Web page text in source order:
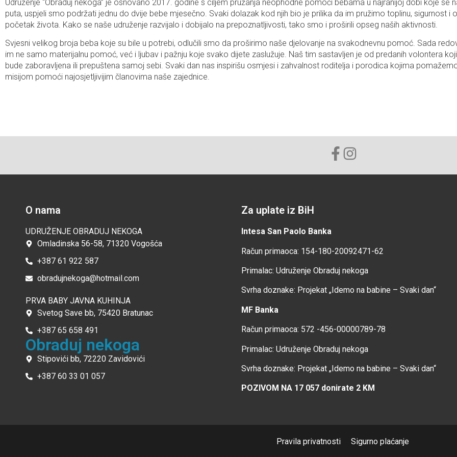
Udruženje “Obraduj nekoga” je osnovano 2017. godine s ciljem pružanja neophodne pomoći bebama u najranijoj dobi koje
puta, uspjeli smo podržati jednu do dvije bebe mjesečno. Svaki dolazak kod njih bio je prilika da im pružimo toplinu, sigurnost
početak života. Kako se naše udruženje razvijalo i dobijalo na prepoznatljivosti, tako smo i proširili opseg naših aktivnosti.
Svjesni velikog broja beba koje su bile u potrebi, odlučili smo da proširimo naše djelovanje na svakodnevnu pomoć. Sada
im ne samo materijalnu pomoć, već i ljubav i pažnju koje svako dijete zaslužuje. Naš tim sastavljen je od predanih volontera
bude zaboravljena ili prepuštena samoj sebi. Svaki dan nas inspirišu osmjesi i zahvalnost roditelja i porodica kojima
misijom pomoći najosjetljivijim članovima naše zajednice.
O nama
UDRUŽENJE OBRADUJ NEKOGA
Omladinska 56-58, 71320 Vogošća
+387 61 922 587
obradujnekoga@hotmail.com
PRVA BABY JAVNA KUHINJA
Svetog Save bb, 75420 Bratunac
+387 65 658 491
Obraduj nekoga
Stipovići bb, 72220 Zavidovići
+387 60 33 01 057
Za uplate iz BiH
Intesa San Paolo Banka
Račun primaoca: 154-180-20092471-62
Primalac: Udruženje Obraduj nekoga
Svrha doznake: Projekat „Idemo na babine – Svaki dan“
MF Banka
Račun primaoca: 572 -456-00000789-78
Primalac: Udruženje Obraduj nekoga
Svrha doznake: Projekat „Idemo na babine – Svaki dan“
POZIVOM NA 17 057 donirate 2 KM
Pravila privatnosti Sigurno plaćanje